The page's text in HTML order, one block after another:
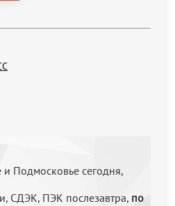
Подмосковье сегодня,
СДЭК, ПЭК послезавтра, по